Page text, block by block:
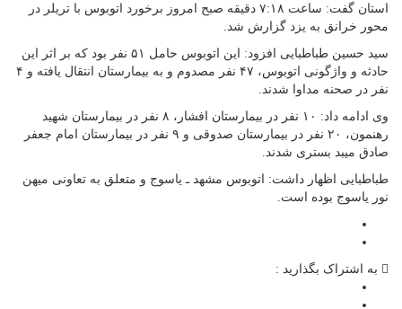
استان گفت: ساعت ۷:۱۸ دقیقه صبح امروز برخورد اتوبوس با تریلر در
محور خرانق به یزد گزارش شد.
سید حسین طباطبایی افزود: این اتوبوس حامل ۵۱ نفر بود که بر اثر این
حادثه و واژگونی اتوبوس، ۴۷ نفر مصدوم و به بیمارستان انتقال یافته و ۴
نفر در صحنه مداوا شدند.
وی ادامه داد: ۱۰ نفر در بیمارستان افشار، ۸ نفر در بیمارستان شهید
رهنمون، ۲۰ نفر در بیمارستان صدوقی و ۹ نفر در بیمارستان امام جعفر
صادق میبد بستری شدند.
طباطبایی اظهار داشت: اتوبوس مشهد ـ یاسوج و متعلق به تعاونی میهن
نور یاسوج بوده است.
به اشتراک بگذارید :